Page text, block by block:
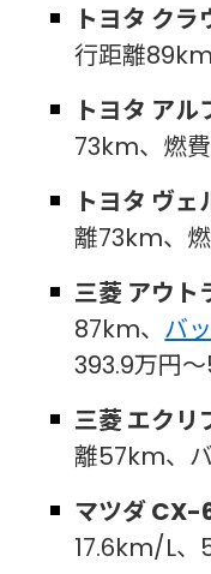
トヨタ ク
行距離
トヨタ アル
73km、燃
トヨタ ヴ
離73km、
三菱 アウト
87km、 バ
393.9万円
三菱 エクリ
離57km、
マツダ CX-
17.6km/L、